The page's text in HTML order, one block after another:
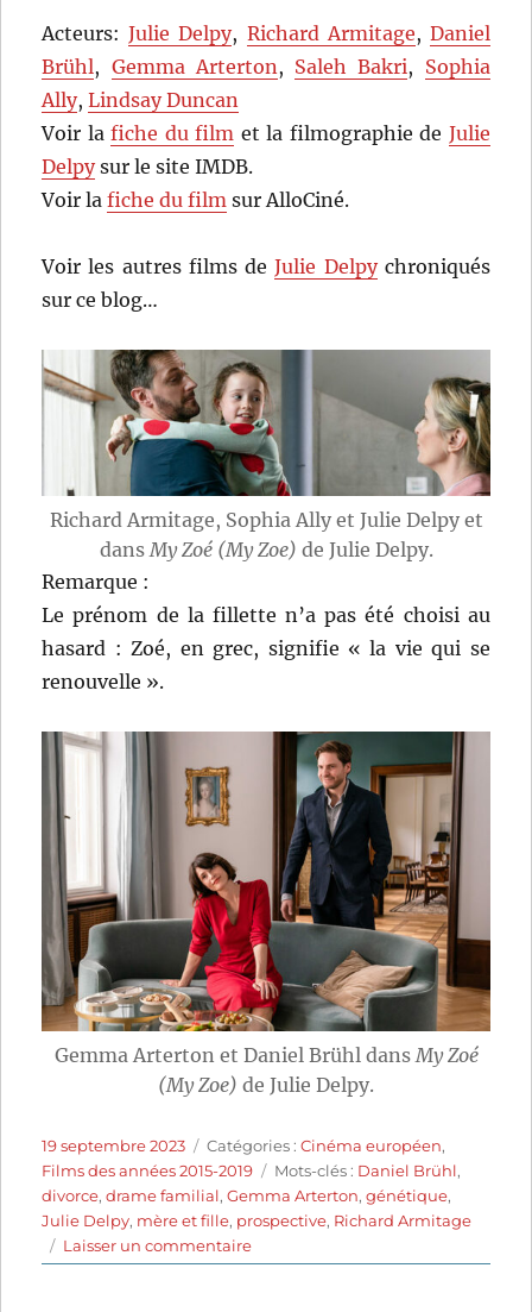
Acteurs:Julie Delpy, Richard Armitage, Daniel
Brühl, Gemma Arterton, Saleh Bakri, Sophia
Ally,Lindsay Duncan
Voir lafiche du film et la filmographie de Julie
Delpysur le site IMDB.
Voir lafiche du film sur AlloCiné.
Voir les autres films deJulie Delpychroniqués
sur ce blog…
Richard Armitage, Sophia Ally et Julie Delpy et
dansMy Zoé (My Zoe) de Julie Delpy.
Remarque :
Le prénom de la fillette n’a pas été choisi au
hasard : Zoé, en grec, signifie « la vie qui se
renouvelle ».
Gemma Arterton et Daniel Brühl dansMy Zoé
(My Zoe) de Julie Delpy.
Publié
le
19 septembre 2023 Catégories
Catégories :Cinéma européen,
Films des années 2015-2019
Étiquettes
Mots-clés : Daniel Brühl,
divorce,drame familial,Gemma Arterton,génétique,
Julie Delpy, mère et fille, prospective, Richard Armitage
Laisser un commentairesur
My